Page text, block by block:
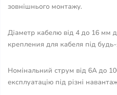
зовнішнього монтажу.
Діаметр кабелю від 4 до 16 мм
крепления для кабеля під будь-
Номінальний струм від 6А до
експлуатацію під різні